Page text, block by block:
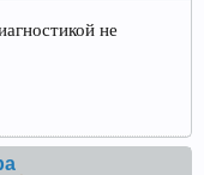
не